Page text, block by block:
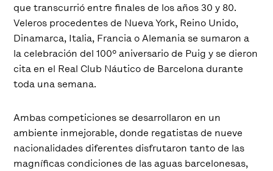
que transcurrió entre finales de los años 30 y 80.
Veleros procedentes de Nueva York, Reino Unido,
Dinamarca, Italia, Francia o Alemania se sumaron a
la celebración del 100º aniversario de Puig y se dieron
cita en el Real Club Náutico de Barcelona durante
toda una semana.
Ambas competiciones se desarrollaron en un
ambiente inmejorable, donde regatistas de nueve
nacionalidades diferentes disfrutaron tanto de las
magníficas condiciones de las aguas barcelonesas,